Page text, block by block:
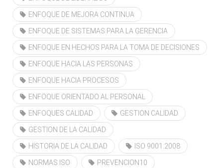
ENFOQUE DE MEJORA CONTINUA
ENFOQUE DE SISTEMAS PARA LA GERENCIA
ENFOQUE EN HECHOS PARA LA TOMA DE DECISIONES
ENFOQUE HACIA LAS PERSONAS
ENFOQUE HACIA PROCESOS
ENFOQUE ORIENTADO AL PERSONAL
ENFOQUES CALIDAD GESTION CALIDAD
GESTION DE LA CALIDAD
HISTORIA DE LA CALIDAD ISO 9001:2008
NORMAS ISO PREVENCION10